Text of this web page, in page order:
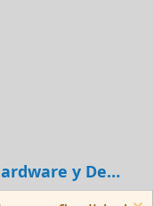
General [Dudas, Noticias, Hardware y Debates]